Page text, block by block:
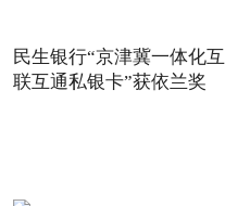
民生银行“京津冀一体化互
联互通私银卡”获依兰奖